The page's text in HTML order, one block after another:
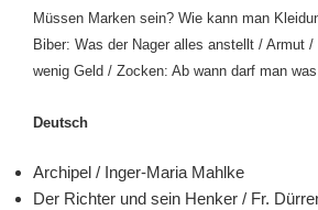
Müssen Marken sein? Wie kann man
Biber: Was der Nager alles anstellt / Armut
wenig Geld / Zocken: Ab wann darf man
Deutsch
Archipel / Inger-Maria Mahlke
Der Richter und sein Henker / Fr.